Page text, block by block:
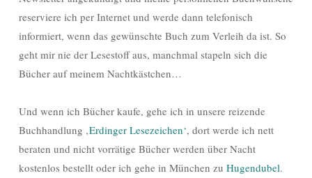
reserviere ich per Internet und werde dann telefonisch
informiert, wenn das gewünschte Buch zum Verleih da ist. So
geht mir nie der Lesestoff aus, manchmal stapeln sich die
Bücher auf meinem Nachtkästchen…
Und wenn ich Bücher kaufe, gehe ich in unsere reizende
Buchhandlung ‚Erdinger Lesezeichen‘, dort werde ich nett
beraten und nicht vorrätige Bücher werden über Nacht
kostenlos bestellt oder ich gehe in München zu Hugendubel.